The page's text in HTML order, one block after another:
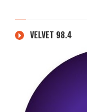
VELVET 98.4